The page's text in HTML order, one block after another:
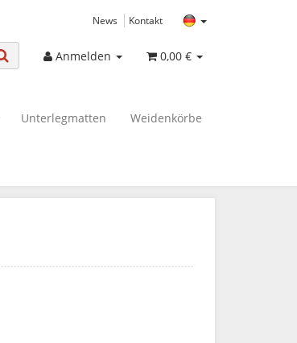
News Kontakt
Anmelden 0,00 €
Unterlegmatten Weidenkörbe